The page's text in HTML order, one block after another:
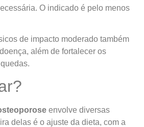
O indicado é pelo menos
de impacto moderado também
além de fortalecer os
envolve diversas
delas é o ajuste da dieta, com a